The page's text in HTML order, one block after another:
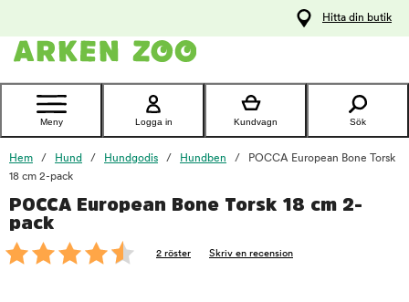
Kontakta
Hitta din butik
Meny Logga in Kundvagn Sök
Hem Hund Hundgodis Hundben
POCCA European Bone Torsk
18 cm 2-pack
POCCA European Bone Torsk 18 cm 2-
pack
2 röster Skriv en recension
foo